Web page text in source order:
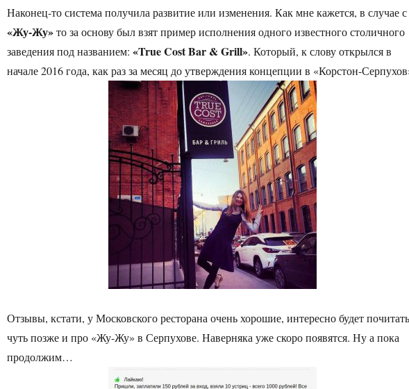
Наконец-то система получила развитие или изменения. Как мне кажется, в случае с
«Жу-Жу»то за основу был взят пример исполнения одного известного столичного
заведения под названием: «True Cost Bar & Grill». Который, к слову открылся в
начале 2016 года, как раз за месяц до утверждения концепции в «Корстон-
Отзывы, кстати, у Московского ресторана очень хорошие, интересно будет почитать
чуть позже и про «Жу-Жу» в Серпухове. Наверняка уже скоро появятся. Ну а пока
продолжим…